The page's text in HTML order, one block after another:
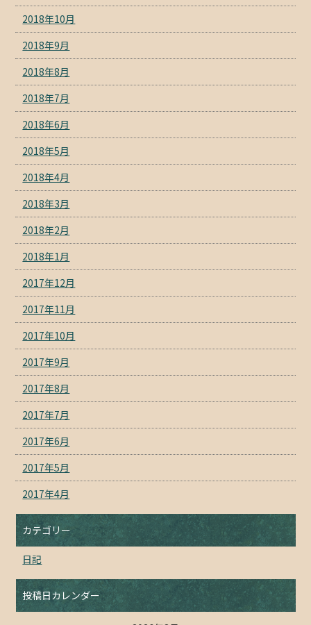
2018年10月
2018年9月
2018年8月
2018年7月
2018年6月
2018年5月
2018年4月
2018年3月
2018年2月
2018年1月
2017年12月
2017年11月
2017年10月
2017年9月
2017年8月
2017年7月
2017年6月
2017年5月
2017年4月
カテゴリー
日記
投稿日カレンダー